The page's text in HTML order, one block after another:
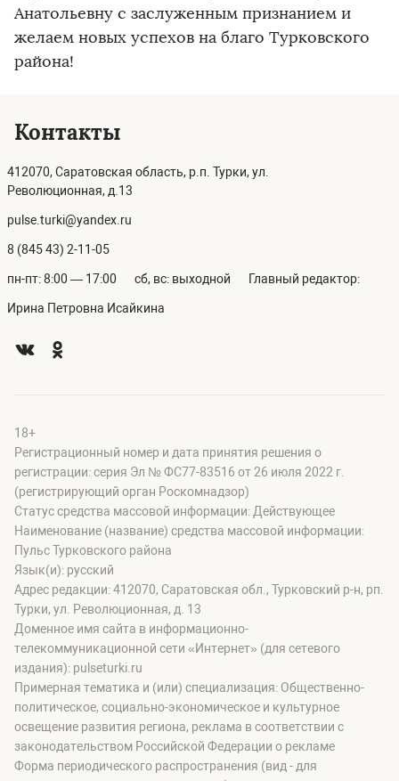
Анатольевну с заслуженным признанием и
желаем новых успехов на благо Турковского
района!
Контакты
412070, Саратовская область, р.п. Турки, ул.
Революционная, д.13
pulse.turki@yandex.ru
8 (845 43) 2-11-05
пн-пт: 8:00 — 17:00 сб, вс: выходной Главный редактор:
Ирина Петровна Исайкина
18+
Регистрационный номер и дата принятия решения о
регистрации: серия Эл № ФС77-83516 от 26 июля 2022 г.
(регистрирующий орган Роскомнадзор)
Статус средства массовой информации: Действующее
Наименование (название) средства массовой информации:
Пульс Турковского района
Язык(и): русский
Адрес редакции: 412070, Саратовская обл., Турковский р-н, рп.
Турки, ул. Революционная, д. 13
Доменное имя сайта в информационно-
телекоммуникационной сети «Интернет» (для сетевого
издания): pulseturki.ru
Примерная тематика и (или) специализация: Общественно-
политическое, социально-экономическое и культурное
освещение развития региона, реклама в соответствии с
законодательством Российской Федерации о рекламе
Форма периодического распространения (вид - для